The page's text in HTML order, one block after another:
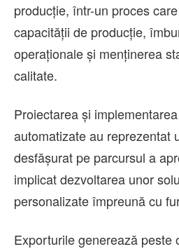
producție, într-un proces
capacității de producție,
operaționale și menținerea
calitate.
Proiectarea și
automatizate au reprezentat
desfășurat pe parcursul a
implicat dezvoltarea unor
personalizate împreună cu
Exporturile generează peste